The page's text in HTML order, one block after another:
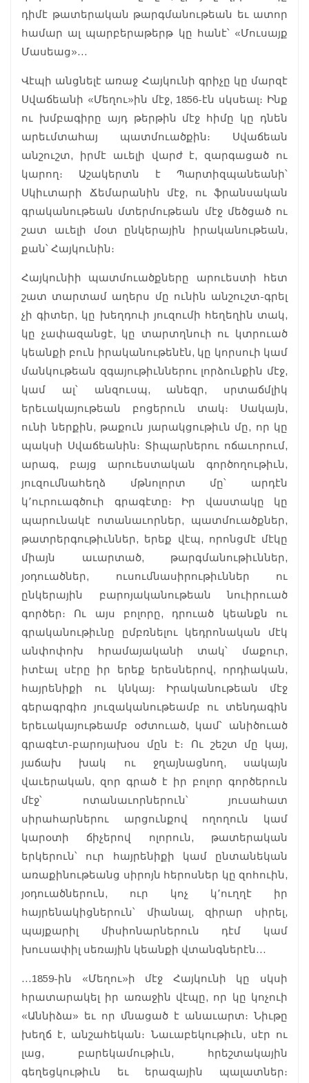
դիմէ թատերական թարգմանութեան եւ ատոր
համար ալ պարբերաթերթ կը հանէ՝ «Մուսայք
Մասեաց»…
Վէպի անցնելէ առաջ Հայկունի գրիչը կը մարզէ
Սվաճեանի «Մեղու»ին մէջ, 1856-էն սկսեալ։ Ինք
ու խմբագիրը այդ թերթին մէջ հիմը կը դնեն
արեւմտահայ պատմուածքին։ Սվաճեան
անշուշտ, իրմէ աւելի վարժ է, զարգացած ու
կարող։ Աշակերտն է Պարտիզպանեանի՝
Սկիւտարի Ճեմարանին մէջ, ու ֆրանսական
գրականութեան մտերմութեան մէջ մեծցած ու
շատ աւելի մօտ ընկերային իրականութեան,
քան՝ Հայկունին։
Հայկունիի պատմուածքները արուեստի հետ
շատ տարտամ աղերս մը ունին անշուշտ-գրել
չի գիտեր, կը խեղդուի յուզումի հեղեղին տակ,
կը չափազանցէ, կը տարտղնուի ու կտրուած
կեանքի բուն իրականութենէն, կը կորսուի կամ
մանկութեան զգայութիւններու լորձունքին մէջ,
կամ ալ՝ անզուսպ, անեզր, սրտաճմլիկ
երեւակայութեան բոցերուն տակ։ Սակայն,
ունի ներքին, թաքուն յարակցութիւն մը, որ կը
պակսի Սվաճեանին։ Տիպարներու ոճաւորում,
արագ, բայց արուեստական գործողութիւն,
յուզումնահեղձ մթնոլորտ մը՝ արդէն
կ՚ուրուագծուի գրագէտը։ Իր վաստակը կը
պարունակէ ոտանաւորներ, պատմուածքներ,
թատրերգութիւններ, երեք վէպ, որոնցմէ մէկը
միայն աւարտած, թարգմանութիւններ,
յօդուածներ, ուսումնասիրութիւններ ու
ընկերային բարոյականութեան նուիրուած
գործեր։ Ու այս բոլորը, դրուած կեանքն ու
գրականութիւնը ըմբռնելու կեդրոնական մէկ
անփոփոխ հրամայականի տակ՝ մաքուր,
իտէալ սէրը իր երեք երեսներով, որդիական,
հայրենիքի ու կնկայ։ Իրականութեան մէջ
գերագրգիռ յուզականութեամբ ու տենդագին
երեւակայութեամբ օժտուած, կամ՝ անիծուած
գրագէտ-բարոյախօս մըն է։ Ու շեշտ մը կայ,
յաճախ խակ ու ջղայնացնող, սակայն
վաւերական, զոր գրած է իր բոլոր գործերուն
մէջ՝ ոտանաւորներուն՝ յուսահատ
սիրահարներու արցունքով ողողուն կամ
կարօտի ճիչերով ոլորուն, թատերական
երկերուն՝ ուր հայրենիքի կամ ընտանեկան
առաքինութեանց սիրոյն հերոսներ կը զոհուին,
յօդուածներուն, ուր կոչ կ՚ուղղէ իր
հայրենակիցներուն՝ միանալ, զիրար սիրել,
պայքարիլ միսիոնարներուն դէմ կամ
խուսափիլ սեռային կեանքի վտանգներէն…
…1859-ին «Մեղու»ի մէջ Հայկունի կը սկսի
հրատարակել իր առաջին վէպը, որ կը կոչուի
«Աննիձա» եւ որ մնացած է անաւարտ։ Նիւթը
խեղճ է, անշահեկան։ Նաւաբեկութիւն, սէր ու
լաց, բարեկամութիւն, հրեշտակային
գեղեցկութիւն եւ երազային պալատներ։